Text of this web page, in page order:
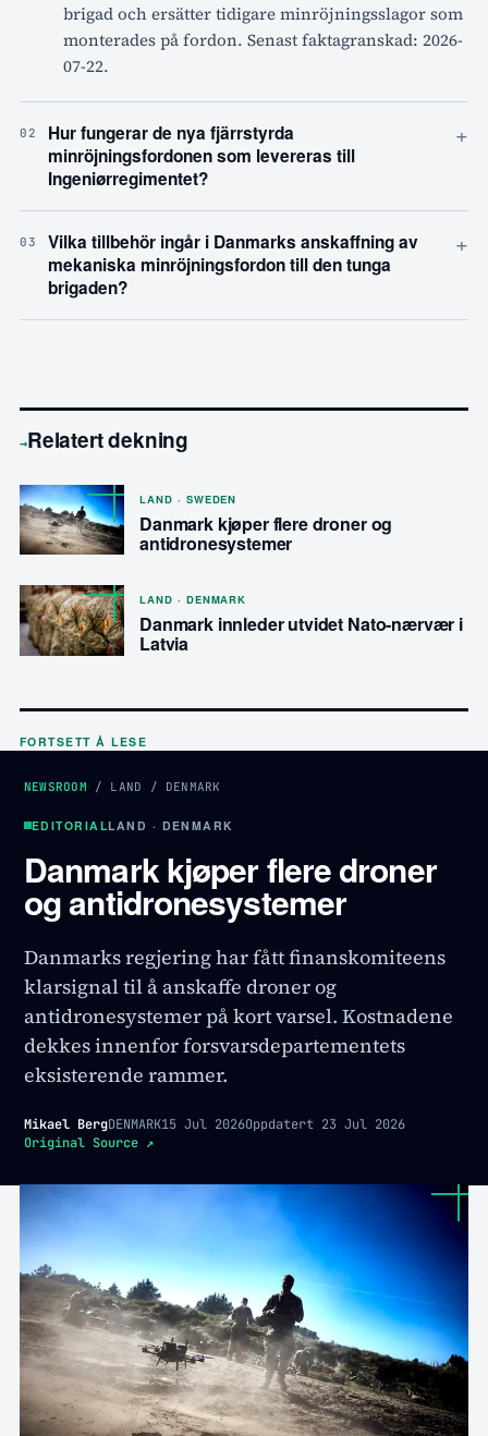
brigad och ersätter tidigare minröjningsslagor som
monterades på fordon. Senast faktagranskad: 2026-
07-22.
02
Hur fungerar de nya fjärrstyrda
minröjningsfordonen som levereras till
Ingeniørregimentet?
+
03
Vilka tillbehör ingår i Danmarks anskaffning av
mekaniska minröjningsfordon till den tunga
brigaden?
+
→Relatert dekning
LAND · SWEDEN
Danmark kjøper flere droner og
antidronesystemer
LAND · DENMARK
Danmark innleder utvidet Nato-nærvær i
Latvia
FORTSETT Å LESE
NEWSROOM / LAND / DENMARK
EDITORIALLAND · DENMARK
Danmark kjøper flere droner
og antidronesystemer
Danmarks regjering har fått finanskomiteens
klarsignal til å anskaffe droner og
antidronesystemer på kort varsel. Kostnadene
dekkes innenfor forsvarsdepartementets
eksisterende rammer.
Mikael BergDENMARK15 Jul 2026Oppdatert 23 Jul 2026
Original Source ↗